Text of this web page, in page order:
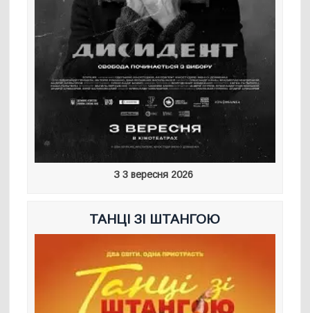
З 3 вересня 2026
ТАНЦІ ЗІ ШТАНГОЮ